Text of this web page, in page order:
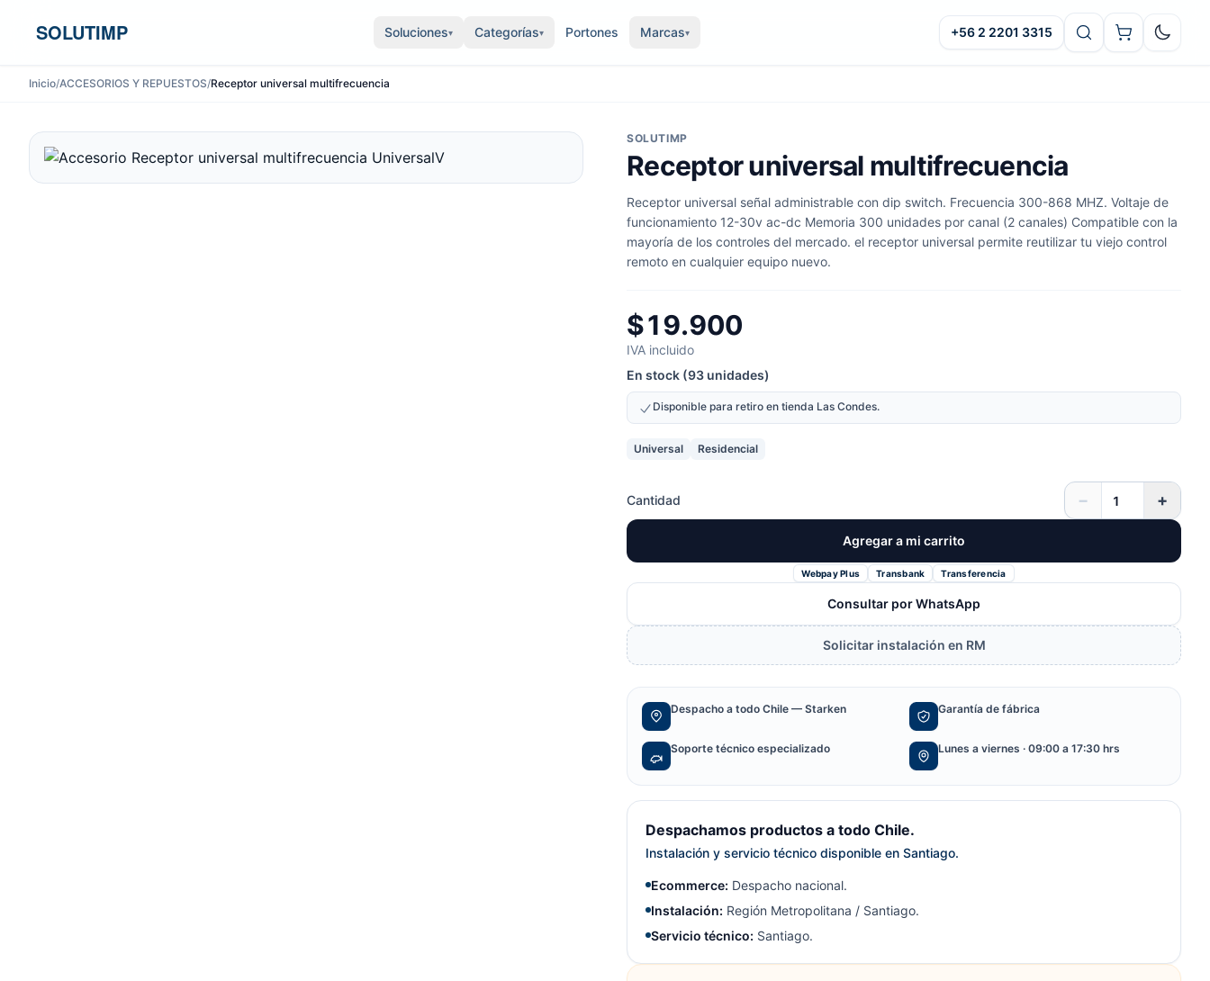
SOLUTIMP Soluciones▾ Categorías▾ Portones Marcas▾ +56 2 2201 3315 Oscuro
Inicio/ACCESORIOS Y REPUESTOS/Receptor universal multifrecuencia
SOLUTIMP
Receptor universal multifrecuencia
Receptor universal señal administrable con dip switch. Frecuencia 300-868 MHZ. Voltaje de
funcionamiento 12-30v ac-dc Memoria 300 unidades por canal (2 canales) Compatible con la
mayoría de los controles del mercado. el receptor universal permite reutilizar tu viejo control
remoto en cualquier equipo nuevo.
$19.900
IVA incluido
En stock (93 unidades)
Disponible para retiro en tienda Las Condes.
Universal Residencial
Cantidad − +
Agregar a mi carrito
Webpay Plus Transbank Transferencia
Consultar por WhatsApp
Solicitar instalación en RM
Despacho a todo Chile — Starken Garantía de fábrica
Soporte técnico especializado Lunes a viernes · 09:00 a 17:30 hrs
Despachamos productos a todo Chile.
Instalación y servicio técnico disponible en Santiago.
Ecommerce: Despacho nacional.
Instalación: Región Metropolitana / Santiago.
Servicio técnico: Santiago.